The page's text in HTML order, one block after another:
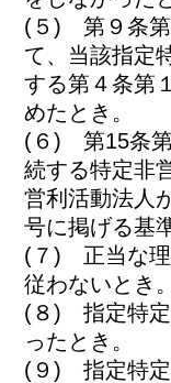
(５) 第９条第
て、当該指定
する第４条第
めたとき。
(６) 第15条第
続する特定非
営利活動法人
号に掲げる基
(７) 正当な理
従わないとき
(８) 指定特定
ったとき。
(９) 指定特定